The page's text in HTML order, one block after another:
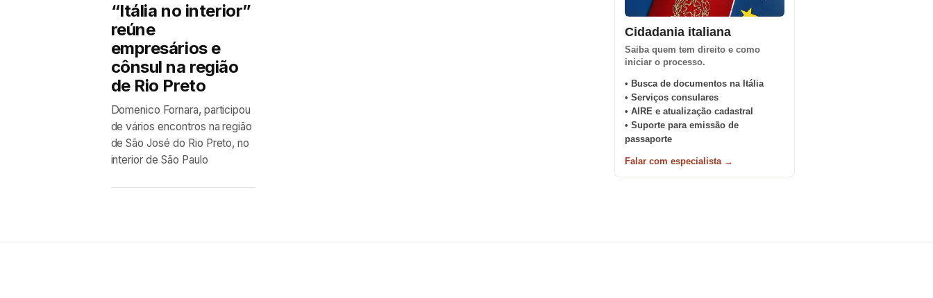
“Itália no interior”
reúne
empresários e
cônsul na região
de Rio Preto
Domenico Fornara, participou
de vários encontros na região
de São José do Rio Preto, no
interior de São Paulo
Cidadania italiana
Saiba quem tem direito e como
iniciar o processo.
• Busca de documentos na Itália
• Serviços consulares
• AIRE e atualização cadastral
• Suporte para emissão de
passaporte
Falar com especialista →